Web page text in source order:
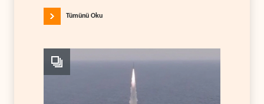
Tümünü Oku